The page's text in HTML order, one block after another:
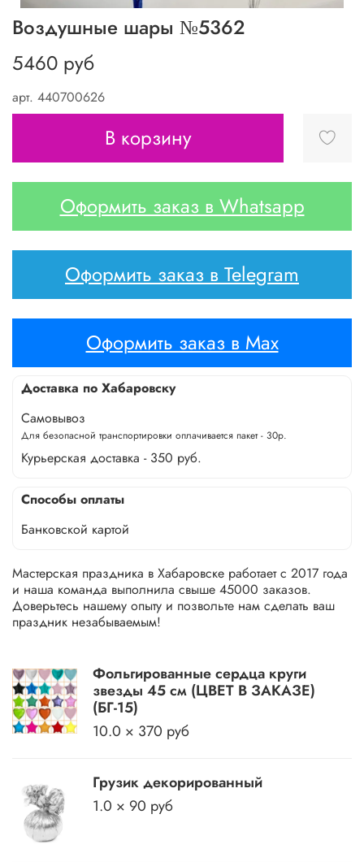
арт. 440700626
Воздушные шары №5362
5460 руб
В корзину
Оформить заказ в Whatsapp
Оформить заказ в Telegram
Оформить заказ в Max
Доставка по Хабаровску
Самовывоз
Для безопасной транспортировки оплачивается пакет - 30р.
Курьерская доставка - 350 руб.
Способы оплаты
Банковской картой
Фольгированные сердца круги
звезды 45 см (ЦВЕТ В ЗАКАЗЕ)
(БГ-15)
10.0 × 370 руб
Грузик декорированный
1.0 × 90 руб
Мастерская праздника в Хабаровске работает с 2017 года
и наша команда выполнила свыше 45000 заказов.
Доверьтесь нашему опыту и позвольте нам сделать ваш
праздник незабываемым!